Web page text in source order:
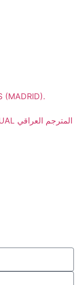
(MADRID).
PERIÓDICO-REVISTA MENSUAL المترجم العراقي